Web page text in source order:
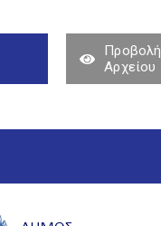
Προβολή
Αρχείου